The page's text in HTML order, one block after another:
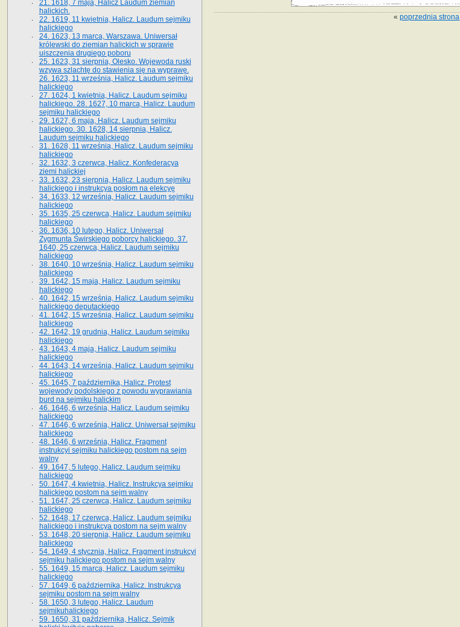
«poprzednia strona
21. 1618, 7 maja, Halicz Laudum ziemian
halickich.
22. 1619, 11 kwietnia, Halicz. Laudum sejmiku
halickiego
24. 1623, 13 marca, Warszawa. Uniwersał
królewski do ziemian halickich w sprawie
uiszczenia drugiego poboru
25. 1623, 31 sierpnia, Olesko. Wojewoda ruski
wzywa szlachtę do stawienia się na wyprawę.
26. 1623, 11 września, Halicz. Laudum sejmiku
halickiego
27. 1624, 1 kwietnia, Halicz. Laudum sejmiku
halickiego. 28. 1627, 10 marca, Halicz. Laudum
sejmiku halickiego
29. 1627, 6 maja, Halicz. Laudum sejmiku
halickiego. 30. 1628, 14 sierpnia, Halicz.
Laudum sejmiku halickiego
31. 1628, 11 września, Halicz. Laudum sejmiku
halickiego
32. 1632, 3 czerwca, Halicz. Konfederacya
ziemi halickiej
33. 1632, 23 sierpnia, Halicz. Laudum sejmiku
halickiego i instrukcya posłom na elekcyę
34. 1633, 12 września, Halicz. Laudum sejmiku
halickiego
35. 1635, 25 czerwca, Halicz. Laudum sejmiku
halickiego
36. 1636, 10 lutego, Halicz. Uniwersał
Zygmunta Świrskiego poborcy halickiego. 37.
1640, 25 czerwca, Halicz. Laudum sejmiku
halickiego
38. 1640, 10 września, Halicz. Laudum sejmiku
halickiego
39. 1642, 15 maja, Halicz. Laudum sejmiku
halickiego
40. 1642, 15 września, Halicz. Laudum sejmiku
halickiego deputackiego
41. 1642, 15 września, Halicz. Laudum sejmiku
halickiego
42. 1642, 19 grudnia, Halicz. Laudum sejmiku
halickiego
43. 1643, 4 maja, Halicz. Laudum sejmiku
halickiego
44. 1643, 14 września, Halicz. Laudum sejmiku
halickiego
45. 1645, 7 października, Halicz. Protest
wojewody podolskiego z powodu wyprawiania
burd na sejmiku halickim
46. 1646, 6 września, Halicz. Laudum sejmiku
halickiego
47. 1646, 6 września, Halicz. Uniwersał sejmiku
halickiego
48. 1646, 6 września, Halicz. Fragment
instrukcyi sejmiku halickiego postom na sejm
walny
49. 1647, 5 lutego, Halicz. Laudum sejmiku
halickiego
50. 1647, 4 kwietnia, Halicz. Instrukcya sejmiku
halickiego postom na sejm walny
51. 1647, 25 czerwca, Halicz. Laudum sejmiku
halickiego
52. 1648, 17 czerwca, Halicz. Laudum sejmiku
halickiego i instrukcya postom na sejm walny
53. 1648, 20 sierpnia, Halicz. Laudum sejmiku
halickiego
54. 1649, 4 stycznia, Halicz. Fragment instrukcyi
sejmiku halickiego postom na sejm walny
55. 1649, 15 marca, Halicz. Laudum sejmiku
halickiego
57. 1649, 6 października, Halicz. Instrukcya
sejmiku postom na sejm walny
58. 1650, 3 lutego, Halicz. Laudum
sejmikuhalickiego
59. 1650, 31 października, Halicz. Sejmik